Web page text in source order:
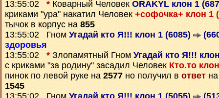
13:55:02 * Коварный Человек ORAKYL клон 1
криками "ура" накатил Человек +софочка+ клон 1
тычок в корпус на 855
13:55:02 Гном Угадай кто Я!!! клон 1 (6085)
здоровья
13:55:02 * Злопамятный Гном Угадай кто Я!!!
с криками "за родину" засадил Человек Кто.то
пинок по левой руке на 2577 но получил в ответ
1545
13:55:02 Гном Угадай кто Я!!! клон 1 (5055)